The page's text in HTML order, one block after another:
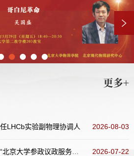
更多+
LHCb实验副物理协调人 2026-08-03
2026-07-22